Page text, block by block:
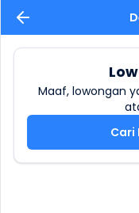
Maaf, lowongan
Cari